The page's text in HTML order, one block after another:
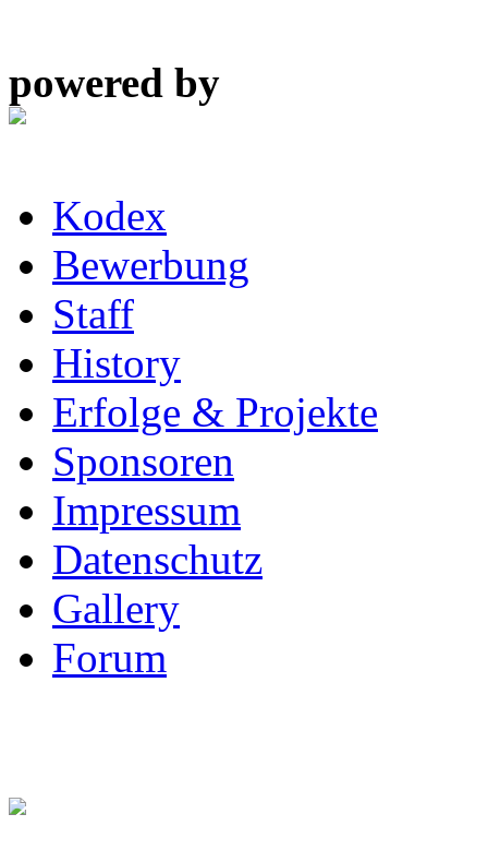
powered by
Kodex
Bewerbung
Staff
History
Erfolge & Projekte
Sponsoren
Impressum
Datenschutz
Gallery
Forum